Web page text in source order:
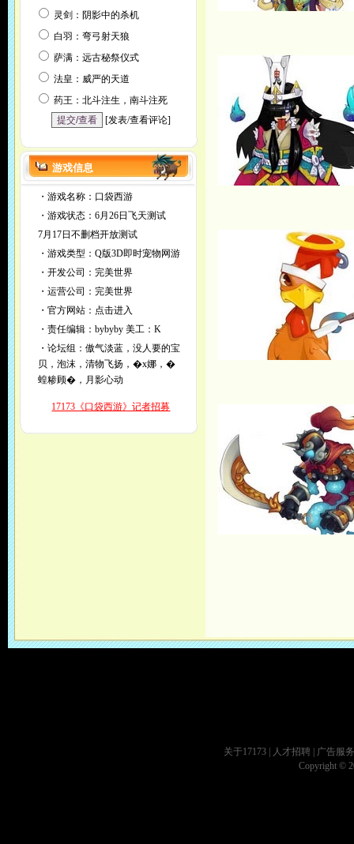
灵剑：阴影中的杀机
白羽：弯弓射天狼
萨满：远古秘祭仪式
法皇：威严的天道
药王：北斗注生，南斗注死
[发表/查看评论]
游戏信息
・游戏名称：口袋西游
・游戏状态：6月26日飞天测试
7月17日不删档开放测试
・游戏类型：Q版3D即时宠物网游
・开发公司：完美世界
・运营公司：完美世界
・官方网站： 点击进入
・责任编辑：bybyby 美工：K
・论坛组：傲气淡蓝，没人要的宝
贝，泡沫，清物飞扬，�x娜，�
蝗糁顾�，月影心动
17173《口袋西游》记者招募
关于17173 人才招聘
广告服务
Copyright ©